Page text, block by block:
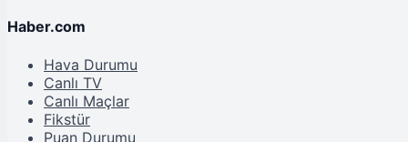
Haber.com
Hava Durumu
Canlı TV
Canlı Maçlar
Fikstür
Puan Durumu